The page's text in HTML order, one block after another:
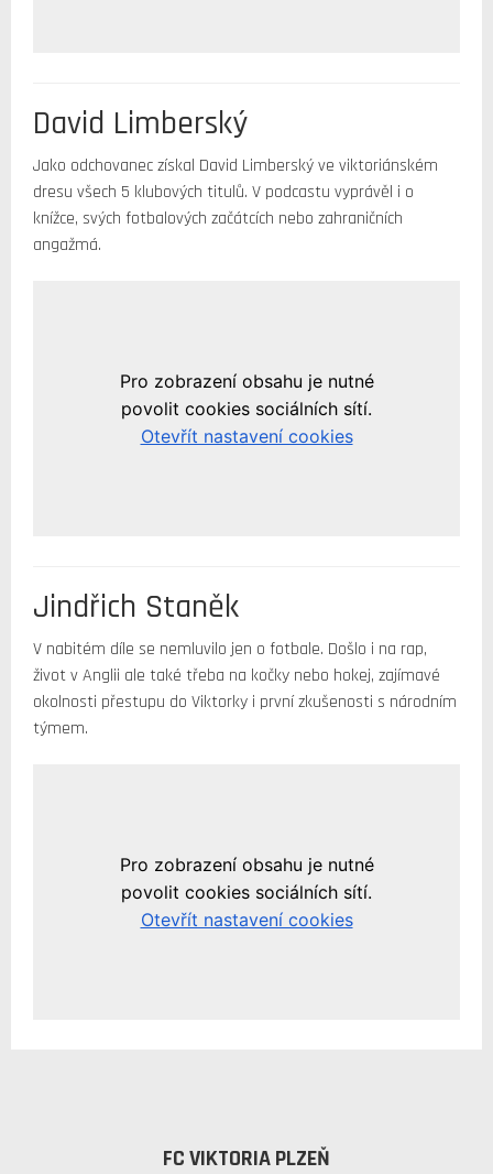
David Limberský
Jako odchovanec získal David Limberský ve viktoriánském
dresu všech 5 klubových titulů. V podcastu vyprávěl i o
knížce, svých fotbalových začátcích nebo zahraničních
angažmá.
Jindřich Staněk
V nabitém díle se nemluvilo jen o fotbale. Došlo i na rap,
život v Anglii ale také třeba na kočky nebo hokej, zajímavé
okolnosti přestupu do Viktorky i první zkušenosti s národním
týmem.
FC VIKTORIA PLZEŇ